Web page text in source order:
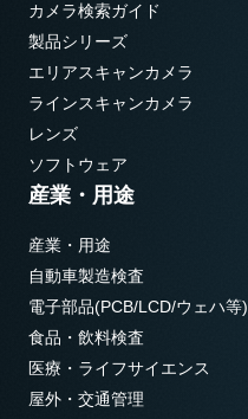
カメラ検索ガイド
製品シリーズ
エリアスキャンカメラ
ラインスキャンカメラ
レンズ
ソフトウェア
産業・用途
産業・用途
自動車製造検査
電子部品(PCB/LCD/ウェハ等)
食品・飲料検査
医療・ライフサイエンス
屋外・交通管理